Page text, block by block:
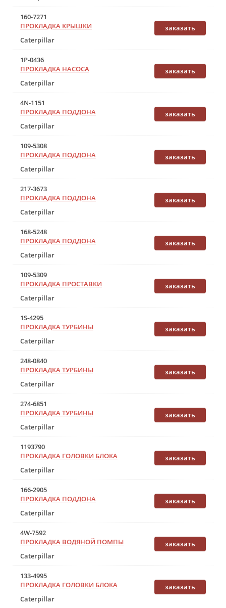
160-7271
ПРОКЛАДКА КРЫШКИ
Caterpillar
заказать
1P-0436
ПРОКЛАДКА НАСОСА
Caterpillar
заказать
4N-1151
ПРОКЛАДКА ПОДДОНА
Caterpillar
заказать
109-5308
ПРОКЛАДКА ПОДДОНА
Caterpillar
заказать
217-3673
ПРОКЛАДКА ПОДДОНА
Caterpillar
заказать
168-5248
ПРОКЛАДКА ПОДДОНА
Caterpillar
заказать
109-5309
ПРОКЛАДКА ПРОСТАВКИ
Caterpillar
заказать
1S-4295
ПРОКЛАДКА ТУРБИНЫ
Caterpillar
заказать
248-0840
ПРОКЛАДКА ТУРБИНЫ
Caterpillar
заказать
274-6851
ПРОКЛАДКА ТУРБИНЫ
Caterpillar
заказать
1193790
ПРОКЛАДКА ГОЛОВКИ БЛОКА
Caterpillar
заказать
166-2905
ПРОКЛАДКА ПОДДОНА
Caterpillar
заказать
4W-7592
ПРОКЛАДКА ВОДЯНОЙ ПОМПЫ
Caterpillar
заказать
133-4995
ПРОКЛАДКА ГОЛОВКИ БЛОКА
Caterpillar
заказать